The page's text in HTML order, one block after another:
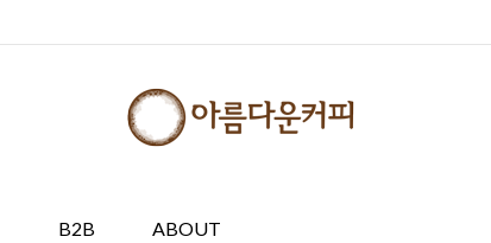
B2B ABOUT